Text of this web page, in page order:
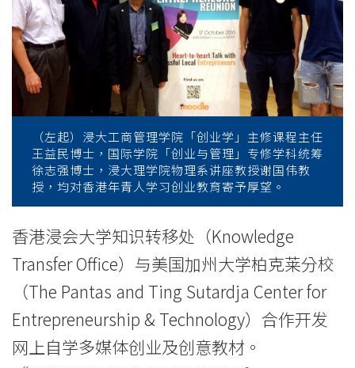
家
公
开
论
坛
解
成
功
企
业
（左起）浸大工商管理学院「创业学」主修课程主任
王益民博士，国际学院「创业与管理」专修学科统筹
徐志强博士，浸大理学院物理系讲座教授谢国伟教
授，均对香港年青人学习创业教育寄予厚望。
香港浸会大学知识转移处（Knowledge
Transfer Office）与美国加州大学柏克莱分校
（The Pantas and Ting Sutardja Center for
Entrepreneurship & Technology）合作开发
网上自学多媒体创业及创意教材。